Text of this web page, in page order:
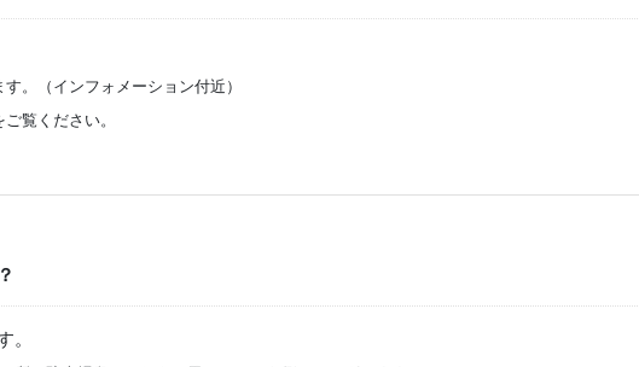
。（インフォメーション付近）
ご覧ください。
。